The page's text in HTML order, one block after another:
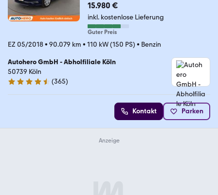
15.980 €
inkl. kostenlose Lieferung
Guter Preis
EZ 05/2018• 90.079 km • 110 kW (150 PS) • Benzin
Autohero GmbH - Abholfiliale Köln
50739 Köln
4.6 Sterne
(365)
Kontakt Parken